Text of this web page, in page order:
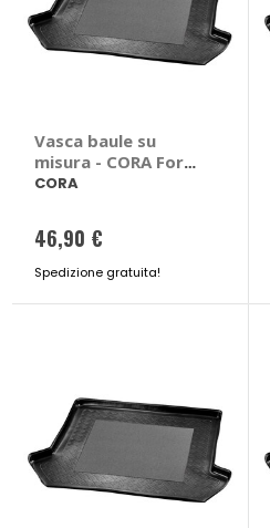
Vasca baule su
misura - CORA Ford
Edge
CORA
46,90 €
Spedizione gratuita!